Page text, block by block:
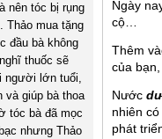
nên tóc bị rụng
Thảo mua tặng
đầu bà không
thuốc sẽ
người lớn tuổi,
và giúp bà thoa
tóc bà đã mọc
nhưng Thảo
Ngày
cộ…
Thêm
của
Nước
nhiên
phát